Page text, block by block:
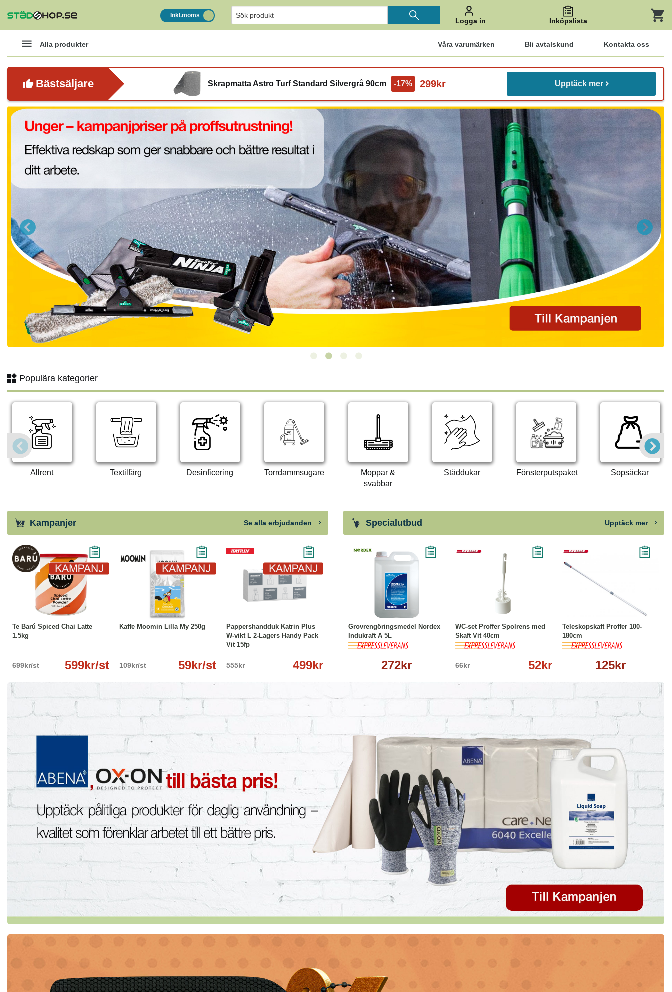
Inkl.moms
Logga in Inköpslista
Alla produkter Våra varumärken Bli avtalskund Kontakta oss
Bästsäljare Skrapmatta Astro Turf Standard Silvergrå 90cm -17% 299kr Upptäck mer
Populära kategorier
Allrent Textilfärg Desinficering Torrdammsugare
Moppar &
svabbar
Städdukar Fönsterputspaket Sopsäckar
Kampanjer Se alla erbjudanden
Te Barú Spiced Chai Latte
1.5kg
699kr/st 599kr/st
-14% Läs mer
Kaffe Moomin Lilla My 250g
109kr/st 59kr/st
Läs mer
Pappershandduk Katrin Plus
W-vikt L 2-Lagers Handy Pack
Vit 15fp
555kr 499kr
Specialutbud Upptäck mer
Grovrengöringsmedel Nordex
Indukraft A 5L
272kr
WC-set Proffer Spolrens med
Skaft Vit 40cm
66kr 52kr
Köp
Teleskopskaft Proffer 100-
180cm
125kr
Läs mer